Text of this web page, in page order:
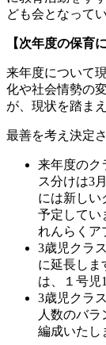
ども会となってい
【次年度の保育
来年度について
化や社会情勢の
が、現状を踏ま
最善を考え決定
来年度のク
ス分けは3
には新しい
予定してい
れんらくア
3歳児クラ
に延長しま
は、１号児
3歳児クラ
人数のバ
編成いたし